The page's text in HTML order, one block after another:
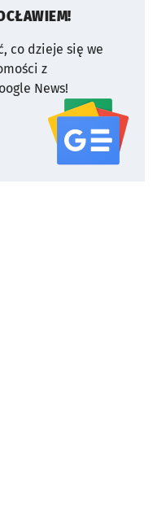
co dzieje się we
z
News!
serwisu